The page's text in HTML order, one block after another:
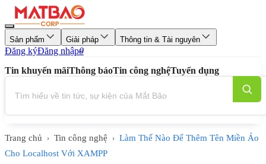
Sản phẩm Giải pháp Thông tin & Tài nguyên
Đăng kýĐăng nhập0
Tin khuyến mãiThông báoTin công nghệTuyển dụng
Trang chủ › Tin công nghệ › Làm Thế Nào Để Thêm Tên Miền Ảo
Cho Localhost Với XAMPP